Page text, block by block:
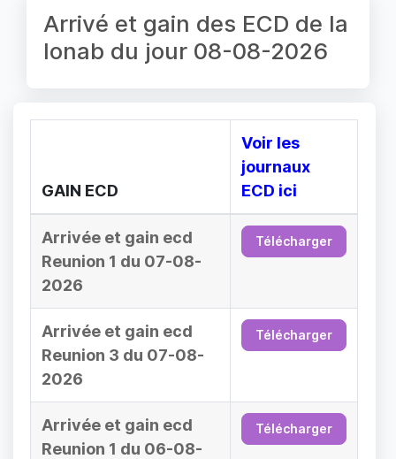
Arrivé et gain des ECD de la
lonab du jour 08-08-2026
GAIN ECD
Voir les
journaux
ECD ici
Arrivée et gain ecd
Reunion 1 du 07-08-
2026
Télécharger
Arrivée et gain ecd
Reunion 3 du 07-08-
2026
Télécharger
Arrivée et gain ecd
Reunion 1 du 06-08-
Télécharger